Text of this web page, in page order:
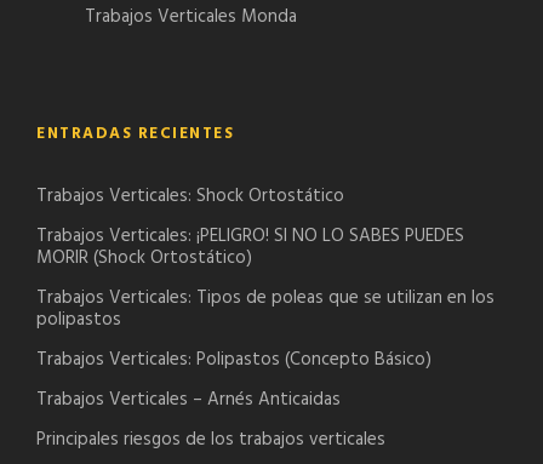
Trabajos Verticales Monda
ENTRADAS RECIENTES
Trabajos Verticales: Shock Ortostático
Trabajos Verticales: ¡PELIGRO! SI NO LO SABES PUEDES
MORIR (Shock Ortostático)
Trabajos Verticales: Tipos de poleas que se utilizan en los
polipastos
Trabajos Verticales: Polipastos (Concepto Básico)
Trabajos Verticales – Arnés Anticaidas
Principales riesgos de los trabajos verticales